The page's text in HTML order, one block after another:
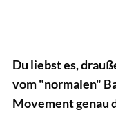
Du liebst es,
vom "normalen"
Movement genau